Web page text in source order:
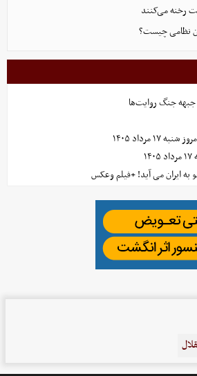
رخنه می‌کنند
نظامی چیست؟
جبهه جنگ روایت‌ها
مرداد ۱۴۰۵
به ایران می آید! +فیلم وعکس